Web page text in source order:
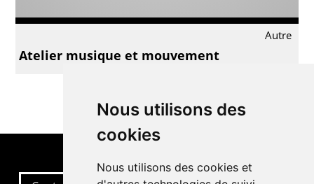
Nous utilisons des
cookies
Nous utilisons des cookies et
Autre
Atelier musique et mouvement